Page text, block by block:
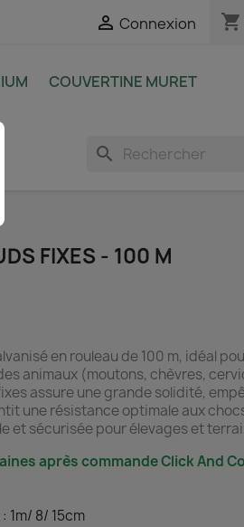
 Connexion shopping_cart
COUVERTINE MURET
search
FIXES - 100 M
en rouleau de 100 m, idéal
animaux (moutons, chèvres,
assure une grande solidité,
une résistance optimale aux
et sécurisée pour élevages et
après commande Click And
1m/ 8/ 15cm